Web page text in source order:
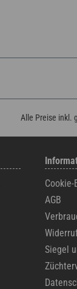
Alle Preise inkl.
AGB
Siegel